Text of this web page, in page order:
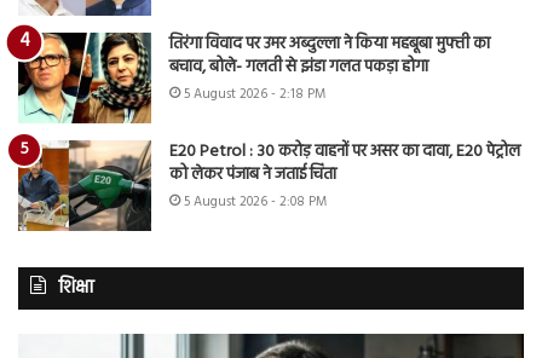
तिरंगा विवाद पर उमर अब्दुल्ला ने किया महबूबा मुफ्ती का
बचाव, बोले- गलती से झंडा गलत पकड़ा होगा
5 August 2026 - 2:18 PM
E20 Petrol : 30 करोड़ वाहनों पर असर का दावा, E20 पेट्रोल
को लेकर पंजाब ने जताई चिंता
5 August 2026 - 2:08 PM
शिक्षा